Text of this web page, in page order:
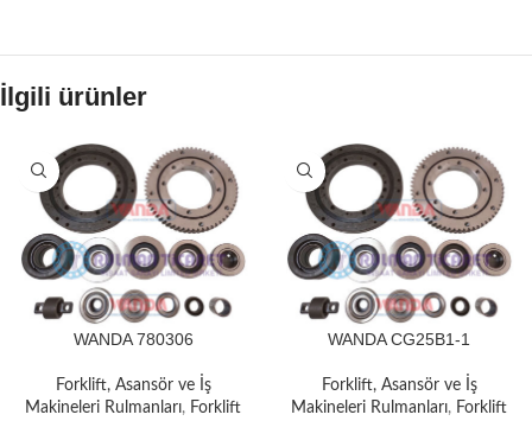
İlgili ürünler
WANDA 780306
Forklift, Asansör ve İş
Makineleri Rulmanları, Forklift
WANDA CG25B1-1
Forklift, Asansör ve İş
Makineleri Rulmanları, Forklift